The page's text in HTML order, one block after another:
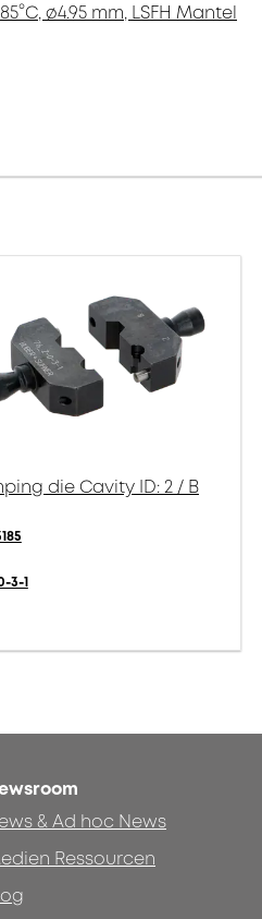
ø4.95 mm, LSFH Mantel
die Cavity ID: 2 / B
3-1
& Ad hoc News
Ressourcen